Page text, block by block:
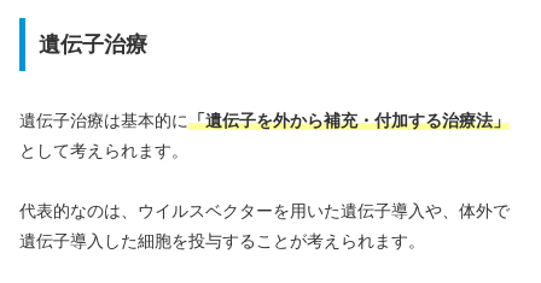
遺伝子治療
遺伝子治療は基本的に「遺伝子を外から補充・付加する治療法」
として考えられます。
代表的なのは、ウイルスベクターを用いた遺伝子導入や、体外で
遺伝子導入した細胞を投与することが考えられます。